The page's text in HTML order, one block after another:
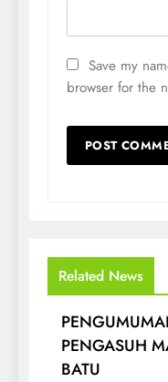
Save my
browser for the
Related News
PENGASUH
BATU